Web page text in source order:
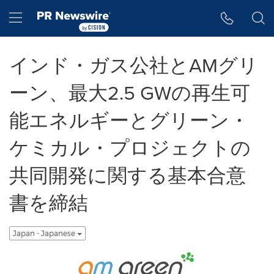
Hamburger menu
インド・ガス公社とAMグリ
ーン、最大2.5 GWの再生可
能エネルギーとグリーン・
ケミカル・プロジェクトの
共同開発に関する基本合意
書を締結
Japan - Japanese